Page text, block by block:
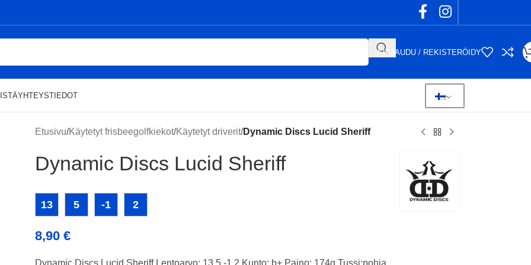
KIRJAUDU / REKISTERÖIDY
YHTEYSTIEDOT
Etusivu/Käytetyt frisbeegolfkiekot/Käytetyt driverit/Dynamic Discs Lucid Sheriff
Dynamic Discs Lucid Sheriff
13 5 -1 2
8,90 €
Dynamic Discs Lucid Sheriff Lentoarvo: 13 5 -1 2 Kunto: b+ Paino: 174g Tussi:pohja